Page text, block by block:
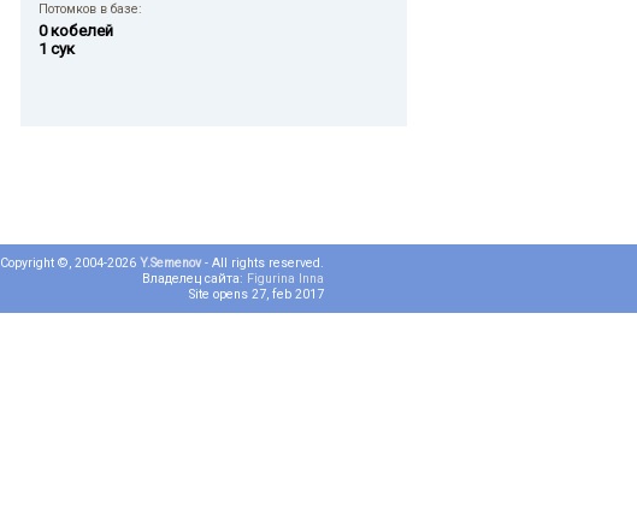
Потомков в базе:
0 кобелей
1 сук
Copyright ©, 2004-2026 Y.Semenov - All rights reserved.
Владелец сайта: Figurina Inna
Site opens 27, feb 2017